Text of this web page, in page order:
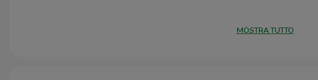
MOSTRA TUTTO